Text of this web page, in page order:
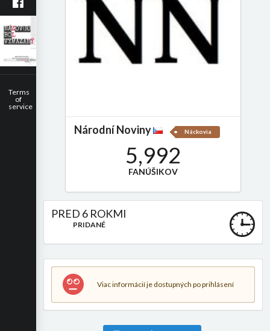
Terms
of
service
Národní Noviny Náckovia
5,992
FANÚŠIKOV
PRED 6 ROKMI
PRIDANÉ
Viac informácií je dostupných po prihlásení